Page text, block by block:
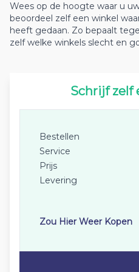
Wees op de hoogte waar u
beoordeel zelf een winkel
heeft gedaan. Zo bepaalt
zelf welke winkels slecht en
Schrijf zelf
Bestellen
Service
Prijs
Levering
Zou Hier Weer Kopen